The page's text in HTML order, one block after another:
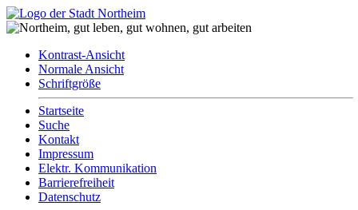
Kontrast-Ansicht
Normale Ansicht
Schriftgröße
Startseite
Suche
Kontakt
Impressum
Elektr. Kommunikation
Barrierefreiheit
Datenschutz